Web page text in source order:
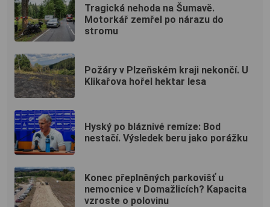
Tragická nehoda na Šumavě.
Motorkář zemřel po nárazu do
stromu
Požáry v Plzeňském kraji nekončí. U
Klikařova hořel hektar lesa
Hyský po bláznivé remíze: Bod
nestačí. Výsledek beru jako porážku
Konec přeplněných parkovišť u
nemocnice v Domažlicích? Kapacita
vzroste o polovinu